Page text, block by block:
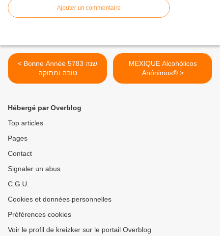
Ajouter un commentaire
< Bonne Année 5783 שנה
טובה ומתוקה
MEXIQUE Alcohólicos
Anónimos® >
Hébergé par Overblog
Top articles
Pages
Contact
Signaler un abus
C.G.U.
Cookies et données personnelles
Préférences cookies
Voir le profil de kreizker sur le portail Overblog